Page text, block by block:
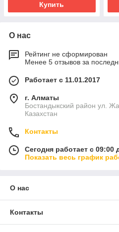
Купить
О нас
Рейтинг не сформирован
Менее 5 отзывов за
Работает с 11.01.2017
г. Алматы
Бостандыкский район ул.
Казахстан
Контакты
Сегодня работает с 09:00
Показать весь график
О нас
Контакты